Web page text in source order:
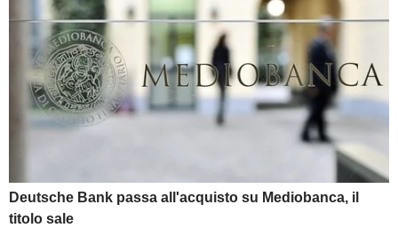
Deutsche Bank passa all'acquisto su Mediobanca, il
titolo sale